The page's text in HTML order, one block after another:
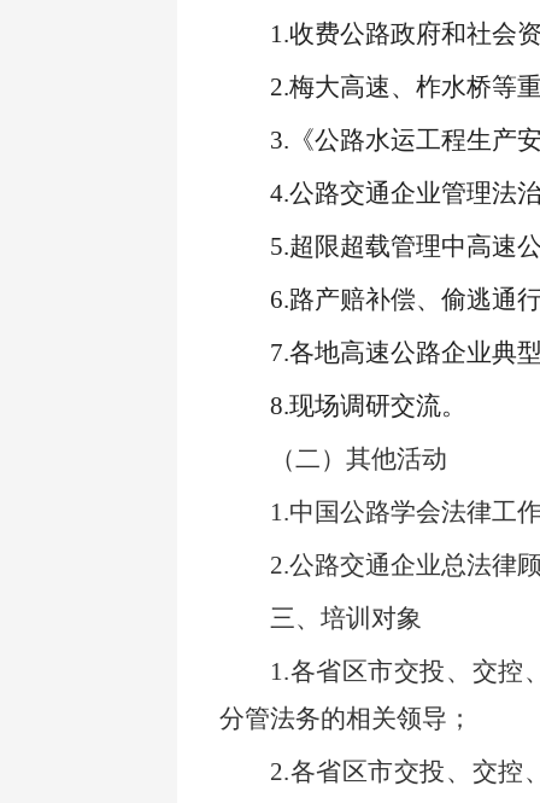
1.收费公路政府和社会
2.梅大高速、柞水桥等
3. 《公路水运工程生产
4.公路交通企业管理法
5.超限超载管理中高速
6.路产赔补偿、偷逃通
7.各地高速公路企业典
8.现场调研交流。
（二）其他活动
1.中国公路学会法律工
2.公路交通企业总法律
三、培训对象
1.各省区市交投、交控
分管法务的相关领导；
2.各省区市交投、交控